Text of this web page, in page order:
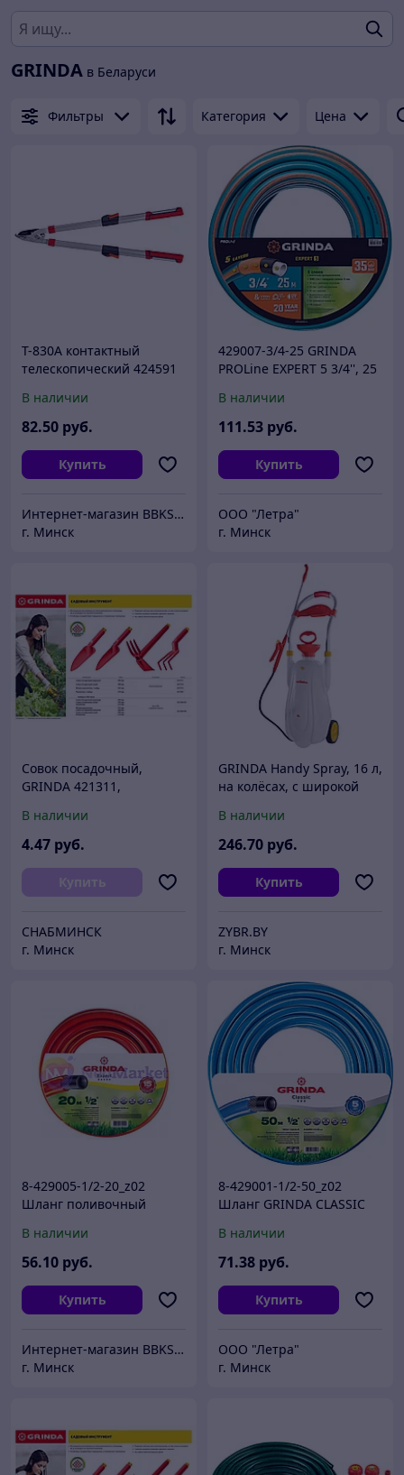
GRINDA в Беларуси
Фильтры Категория Цена
T-830A контактный
телескопический 424591
В наличии
82.50 руб.
Купить
Интернет-магазин BBKSHOP.BY
г. Минск
429007-3/4-25 GRINDA
PROLine EXPERT 5 3/4'', 25
поливочный,
армированный,
пятислойный
В наличии
111.53 руб.
Купить
ООО "Летра"
г. Минск
Совок посадочный,
GRINDA 421311,
300мм
В наличии
4.47 руб.
Купить
СНАБМИНСК
г. Минск
GRINDA Handy Spray, 16 л,
на колёсах, с широкой
опрыскиватель (8-425163)
В наличии
246.70 руб.
Купить
ZYBR.BY
г. Минск
8-429005-1/2-20_z02
Шланг поливочный
В наличии
56.10 руб.
Купить
Интернет-магазин BBKSHOP.BY
г. Минск
8-429001-1/2-50_z02
Шланг GRINDA CLASSIC
армированный, 3-х
слойный, 1/2''х50м
В наличии
71.38 руб.
Купить
ООО "Летра"
г. Минск